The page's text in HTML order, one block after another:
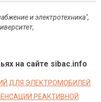
и электротехника",
на сайте sibac.info
ДЛЯ ЭЛЕКТРОМОБИЛЕЙ
РЕАКТИВНОЙ